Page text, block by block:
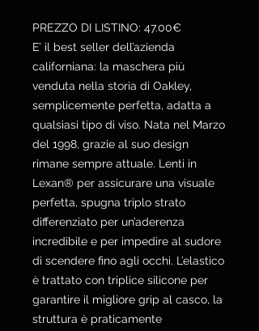
PREZZO DI LISTINO: 47.00€
E’ il best seller dell’azienda
californiana: la maschera più
venduta nella storia di Oakley,
semplicemente perfetta, adatta a
qualsiasi tipo di viso. Nata nel Marzo
del 1998, grazie al suo design
rimane sempre attuale. Lenti in
Lexan® per assicurare una visuale
perfetta, spugna triplo strato
differenziato per un’aderenza
incredibile e per impedire al sudore
di scendere fino agli occhi. L’elastico
è trattato con triplice silicone per
garantire il migliore grip al casco, la
struttura è praticamente